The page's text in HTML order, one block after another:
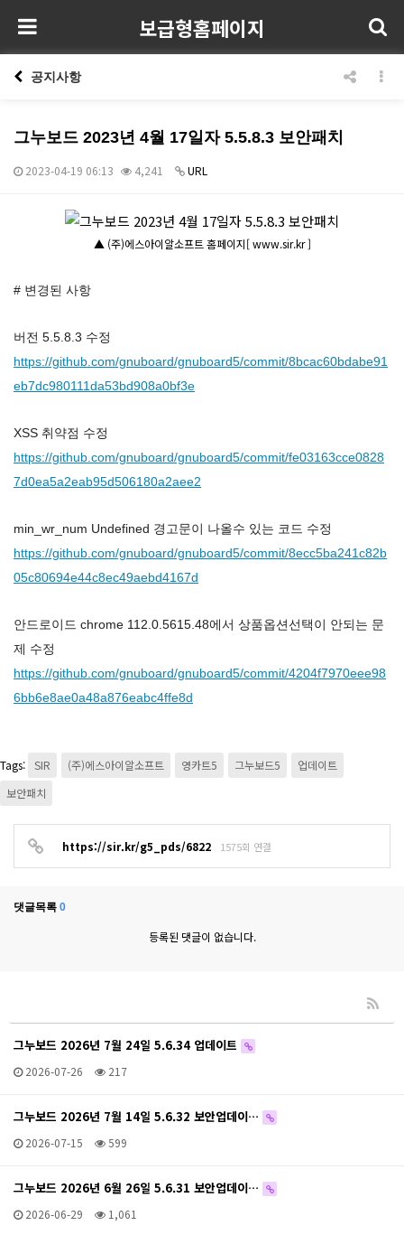
보급형홈페이지
공지사항
그누보드 2023년 4월 17일자 5.5.8.3 보안패치
2023-04-19 06:13 4,241 URL
▲ (주)에스아이알소프트 홈페이지[ www.sir.kr ]
# 변경된 사항
버전 5.5.8.3 수정
https://github.com/gnuboard/gnuboard5/commit/8bcac60bdabe91
eb7dc980111da53bd908a0bf3e
XSS 취약점 수정
https://github.com/gnuboard/gnuboard5/commit/fe03163cce0828
7d0ea5a2eab95d506180a2aee2
min_wr_num Undefined 경고문이 나올수 있는 코드 수정
https://github.com/gnuboard/gnuboard5/commit/8ecc5ba241c82b
05c80694e44c8ec49aebd4167d
안드로이드 chrome 112.0.5615.48에서 상품옵션선택이 안되는 문
제 수정
https://github.com/gnuboard/gnuboard5/commit/4204f7970eee98
6bb6e8ae0a48a876eabc4ffe8d
Tags: SIR (주)에스아이알소프트 영카트5 그누보드5
업데이트
보안패치
https://sir.kr/g5_pds/6822 1575회 연결
댓글목록 0
등록된 댓글이 없습니다.
그누보드 2026년 7월 24일 5.6.34 업데이트
2026-07-26 217
그누보드 2026년 7월 14일 5.6.32 보안업데이…
2026-07-15 599
그누보드 2026년 6월 26일 5.6.31 보안업데이…
2026-06-29 1,061